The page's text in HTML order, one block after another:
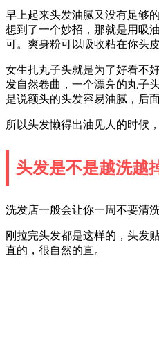
早上起来头发油腻又没有足够
想到了一个妙招，那就是用吸
可。爽身粉可以吸收粘在你头
女生扎丸子头就是为了好看不
发自然卷曲，一个漂亮的丸子
是说额头的头发容易油腻，后
所以头发懒得出油见人的时候
头发是不是越洗越
洗发店一般会让你一周不要清
刚拉完头发都是这样的，头发
直的，很自然的直。